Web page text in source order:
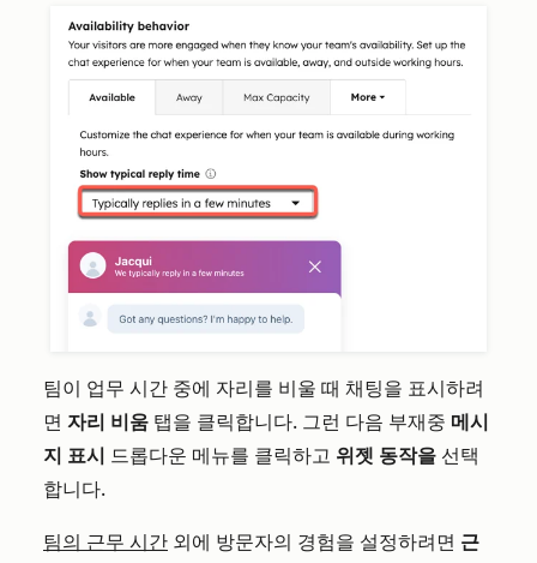
팀이 업무 시간 중에 자리를 비울 때 채팅을 표시하려
면 자리 비움 탭을 클릭합니다. 그런 다음 부재중 메시
지 표시 드롭다운 메뉴를 클릭하고 위젯 동작을 선택
합니다.
팀의 근무 시간 외에 방문자의 경험을 설정하려면 근